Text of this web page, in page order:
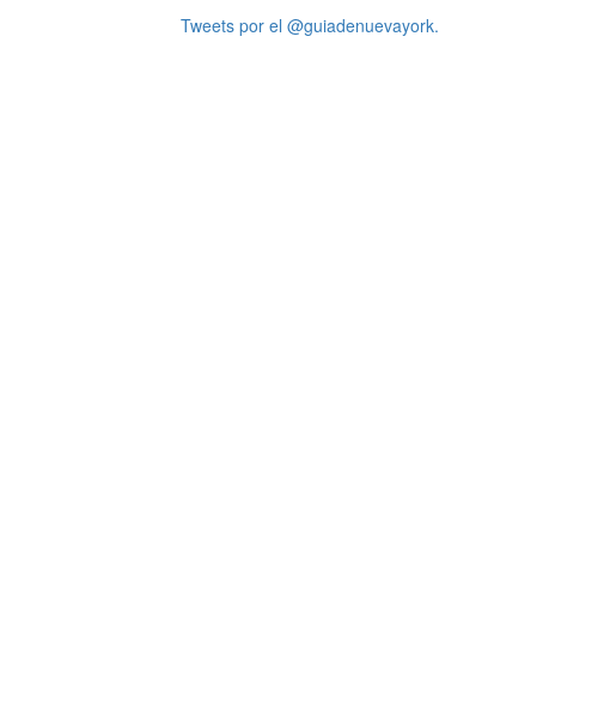
Tweets por el @guiadenuevayork.